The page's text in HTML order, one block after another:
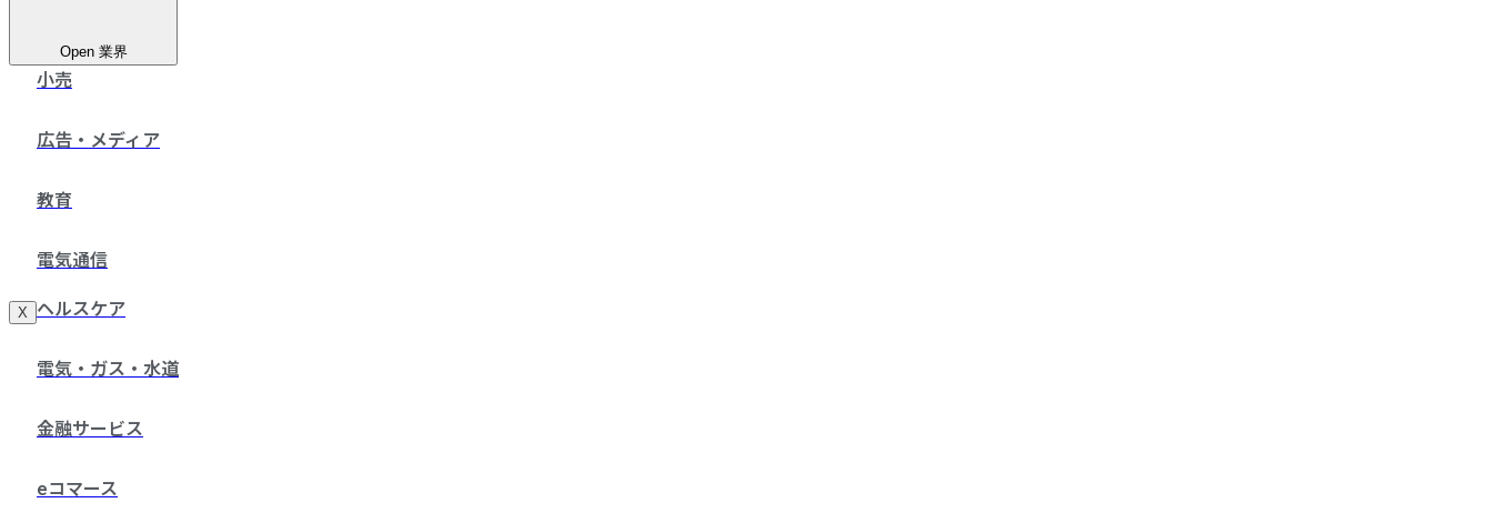
X
Open 業界
小売
広告・メディア
教育
電気通信
ヘルスケア
電気・ガス・水道
金融サービス
eコマース